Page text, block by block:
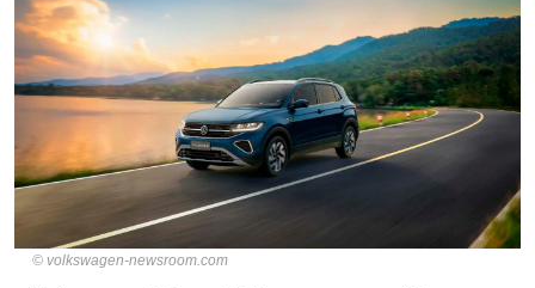
volkswagen-newsroom.com